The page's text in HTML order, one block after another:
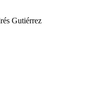
Gutiérrez